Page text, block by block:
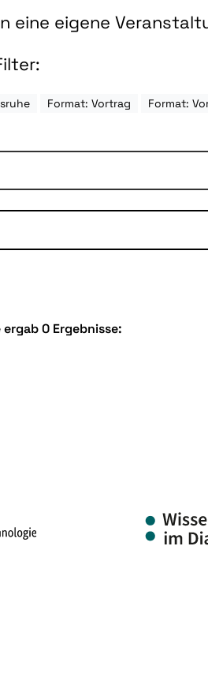
eine eigene
Format: Vortrag Format:
ergab 0 Ergebnisse: